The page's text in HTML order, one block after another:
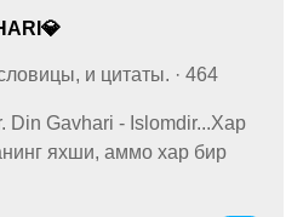
и цитаты. · 464
Din Gavhari - Islomdir...Хар
яхши, аммо хар бир